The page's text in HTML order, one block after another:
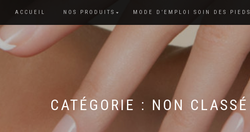
ACCUEIL NOS PRODUITS MODE D’EMPLOI SOIN DES PIEDS
CATÉGORIE : NON CLASSÉ